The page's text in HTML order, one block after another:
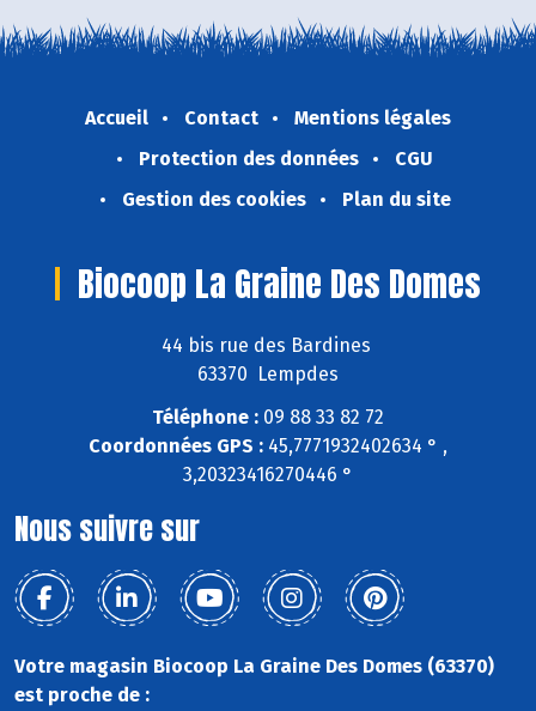
Accueil Contact
Mentions légales
Protection des données
CGU
Gestion des cookies
Plan du site
Biocoop La Graine Des Domes
44 bis rue des Bardines
63370 Lempdes
Téléphone : 09 88 33 82 72
Coordonnées GPS : 45,7771932402634 ° ,
3,20323416270446 °
Nous suivre sur
Votre magasin Biocoop La Graine Des Domes (63370)
est proche de :